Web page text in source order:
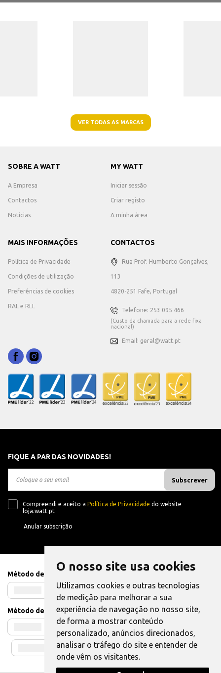
O nosso site usa cookies
Utilizamos cookies e outras tecnologias
de medição para melhorar a sua
experiência de navegação no nosso site,
de forma a mostrar conteúdo
personalizado, anúncios direcionados,
analisar o tráfego do site e entender de
onde vêm os visitantes.
VER TODAS AS MARCAS
SOBRE A WATT
A Empresa
Contactos
Notícias
MY WATT
Iniciar sessão
Criar registo
A minha área
MAIS INFORMAÇÕES
Política de Privacidade
Condições de utilização
Preferências de cookies
RAL e RLL
CONTACTOS
Rua Prof. Humberto Gonçalves,
113
4820-251 Fafe, Portugal
Telefone: 253 095 466
(Custo da chamada para a rede fixa
nacional)
Email: geral@watt.pt
FIQUE A PAR DAS NOVIDADES!
Subscrever
Compreendi e aceito a Política de Privacidade do website
loja.watt.pt
Anular subscrição
Método de Pagamento
Método de Envio